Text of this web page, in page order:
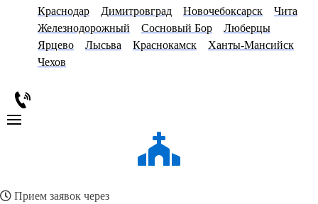
Краснодар
Димитровград Новочебоксарск
Чита
Железнодорожный
Сосновый Бор
Люберцы
Ярцево
Лысьва Краснокамск
Ханты-Мансийск
Чехов
Прием заявок через